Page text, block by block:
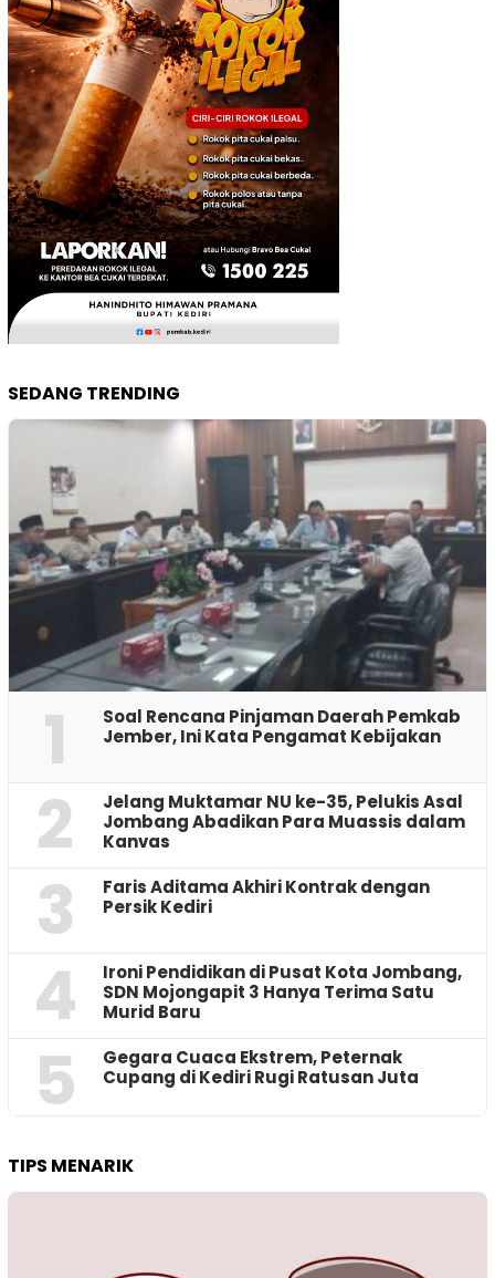
SEDANG TRENDING
1
‎Soal Rencana Pinjaman Daerah Pemkab
Jember, Ini Kata Pengamat Kebijakan ‎
2
Jelang Muktamar NU ke-35, Pelukis Asal
Jombang Abadikan Para Muassis dalam
Kanvas
3
Faris Aditama Akhiri Kontrak dengan
Persik Kediri
4
Ironi Pendidikan di Pusat Kota Jombang,
SDN Mojongapit 3 Hanya Terima Satu
Murid Baru
5
‎Gegara Cuaca Ekstrem, Peternak
Cupang di Kediri Rugi Ratusan Juta
TIPS MENARIK